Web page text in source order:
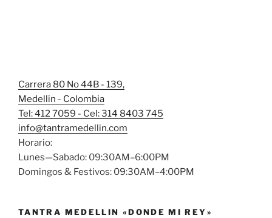
Carrera 80 No 44B - 139,
Medellin - Colombia
Tel: 412 7059 - Cel: 314 8403 745
info@tantramedellin.com
Horario:
Lunes—Sabado: 09:30AM–6:00PM
Domingos & Festivos: 09:30AM–4:00PM
TANTRA MEDELLIN «DONDE MI REY»